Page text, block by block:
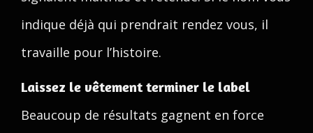
indique déjà qui prendrait rendez vous, il
travaille pour l’histoire.
Laissez le vêtement terminer le label
Beaucoup de résultats gagnent en force